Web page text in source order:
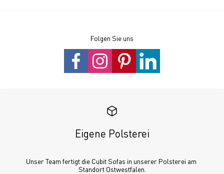
Folgen Sie uns
Eigene Polsterei
Unser Team fertigt die Cubit Sofas in unserer Polsterei am
Standort Ostwestfalen.